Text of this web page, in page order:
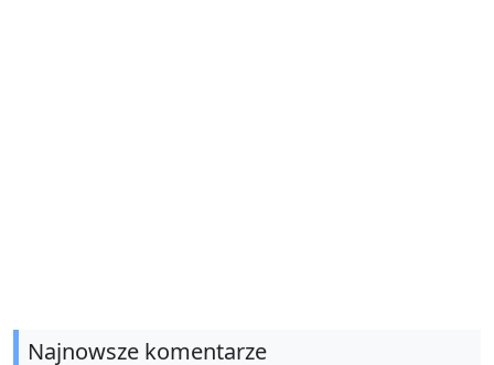
Najnowsze komentarze